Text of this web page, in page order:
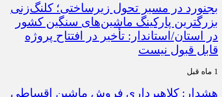
بجنورد در مسیر تحول زیرساختی؛ کلنگ‌زنی
بزرگترین پارکینگ ماشین‌های سنگین کشور
در استان/استاندار: تأخیر در افتتاح پروژه
قابل قبول نیست
1 ماه قبل
هشدار: کلاهبرداری فروش ماشین اقساطی